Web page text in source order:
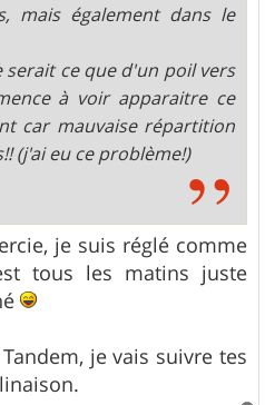
mais également dans le
serait ce que d'un poil vers
à voir apparaitre ce
car mauvaise répartition
(j'ai eu ce problème!)
je suis réglé comme
tous les matins juste
je vais suivre tes